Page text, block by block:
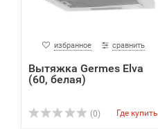
избранное сравнить
Вытяжка Germes Elva
(60, белая)
(0) Где купить